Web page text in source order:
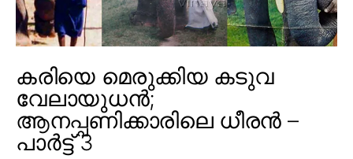
കരിയെ മെരുക്കിയ കടുവ
വേലായുധൻ;
ആനപ്പണിക്കാരിലെ ധീരൻ –
പാർട്ട് 3